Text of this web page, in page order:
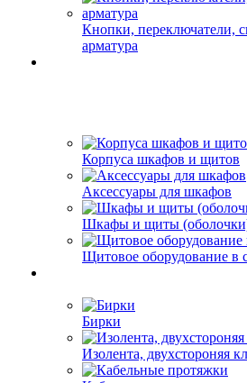
Кнопки, переключатели,
арматура
Корпуса шкафов и щитов
Аксессуары для шкафов
Шкафы и щиты
Щитовое оборудование в
Бирки
Изолента, двухстороняя